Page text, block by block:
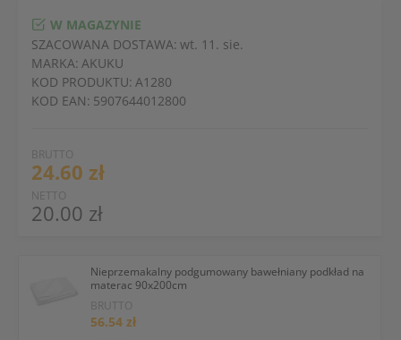
BRUTTO
24.60 zł
NETTO
20.00 zł
W MAGAZYNIE
SZACOWANA DOSTAWA: wt. 11. sie.
MARKA: AKUKU
KOD PRODUKTU: A1280
KOD EAN: 5907644012800
Nieprzemakalny podgumowany bawełniany podkład na
materac 90x200cm
BRUTTO
56.54 zł